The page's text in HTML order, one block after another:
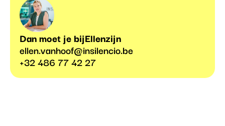
Dan moet je bijEllenzijn
ellen.vanhoof@insilencio.be
+32 486 77 42 27